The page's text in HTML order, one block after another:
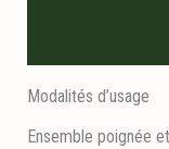
Modalités d’usage
Ensemble poignée